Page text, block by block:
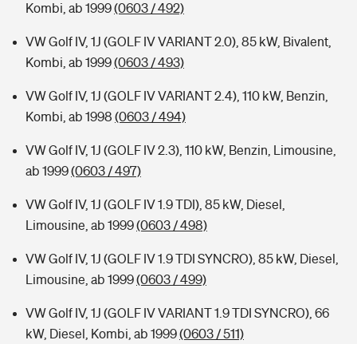
Kombi, ab 1999(0603 / 492)
VW Golf IV, 1J (GOLF IV VARIANT 2.0), 85 kW, Bivalent,
Kombi, ab 1999(0603 / 493)
VW Golf IV, 1J (GOLF IV VARIANT 2.4), 110 kW, Benzin,
Kombi, ab 1998 (0603 / 494)
VW Golf IV, 1J (GOLF IV 2.3), 110 kW, Benzin, Limousine,
ab 1999(0603 / 497)
VW Golf IV, 1J (GOLF IV 1.9 TDI), 85 kW, Diesel,
Limousine, ab 1999(0603 / 498)
VW Golf IV, 1J (GOLF IV 1.9 TDI SYNCRO), 85 kW, Diesel,
Limousine, ab 1999(0603 / 499)
VW Golf IV, 1J (GOLF IV VARIANT 1.9 TDI SYNCRO), 66
kW, Diesel, Kombi, ab 1999(0603 / 511)